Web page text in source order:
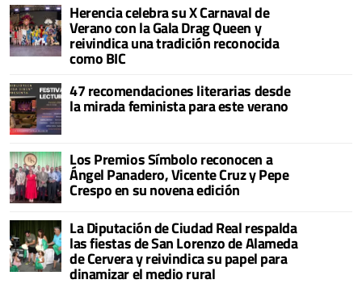
Herencia celebra su X Carnaval de
Verano con la Gala Drag Queen y
reivindica una tradición reconocida
como BIC
47 recomendaciones literarias desde
la mirada feminista para este verano
Los Premios Símbolo reconocen a
Ángel Panadero, Vicente Cruz y Pepe
Crespo en su novena edición
La Diputación de Ciudad Real respalda
las fiestas de San Lorenzo de Alameda
de Cervera y reivindica su papel para
dinamizar el medio rural